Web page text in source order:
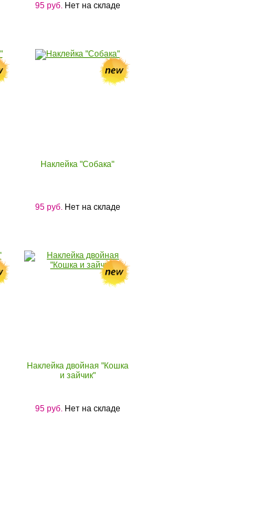
95 руб.Нет на складе
Наклейка "Собака"
95 руб.Нет на складе
Наклейка двойная "Кошка
и зайчик"
95 руб.Нет на складе